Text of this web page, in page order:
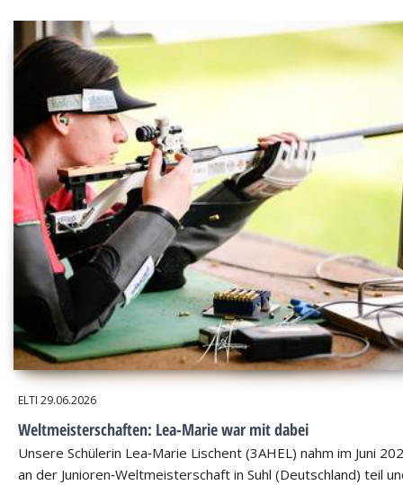
ELTI 29.06.2026
Weltmeisterschaften: Lea-Marie war mit dabei
Unsere Schülerin Lea‑Marie Lischent (3AHEL) nahm im Juni
an der Junioren‑Weltmeisterschaft in Suhl (Deutschland) teil